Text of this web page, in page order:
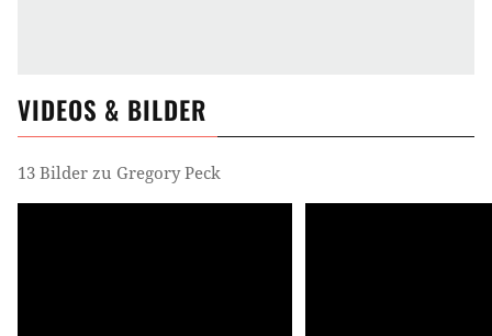
VIDEOS & BILDER
13 Bilder zu Gregory Peck